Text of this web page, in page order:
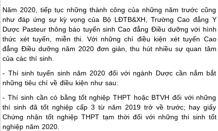
Năm 2020, tiếp tục những thành công của những năm trước cũng
như đáp ứng sự kỳ vọng của Bộ LĐTB&XH, Trường Cao đẳng Y
Dược Pasteur thông báo tuyển sinh Cao đẳng Điều dưỡng với hình
thức xét tuyển, miễn thi. Với những chí điều kiện xét tuyển Cao
đẳng Điều dưỡng năm 2020 đơn giản, thu hút nhiều sự quan tâm
của các thí sinh.
- Thí sinh tuyển sinh năm 2020 đối với ngành Dược cần nắm bắt
những tiêu chí về điều kiện như sau:
- Thí sinh cần có bằng tốt nghiệp THPT hoặc BTVH đối với những
thí sinh đã tốt nghiệp cấp 3 từ năm 2019 trở về trước; hay giấy
Chứng nhận tốt nghiệp THPT tạm thời đối với những thí sinh tốt
nghiệp năm 2020.